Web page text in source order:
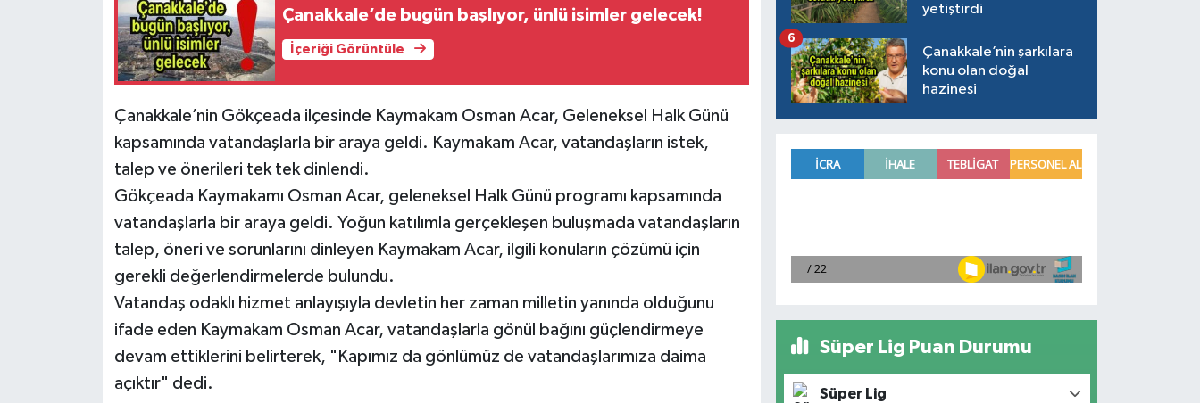
Çanakkale’de bugün başlıyor, ünlü isimler gelecek!
İçeriği Görüntüle
Çanakkale’nin Gökçeada ilçesinde Kaymakam Osman Acar, Geleneksel Halk Günü
kapsamında vatandaşlarla bir araya geldi. Kaymakam Acar, vatandaşların istek,
talep ve önerileri tek tek dinlendi.
Gökçeada Kaymakamı Osman Acar, geleneksel Halk Günü programı kapsamında
vatandaşlarla bir araya geldi. Yoğun katılımla gerçekleşen buluşmada vatandaşların
talep, öneri ve sorunlarını dinleyen Kaymakam Acar, ilgili konuların çözümü için
gerekli değerlendirmelerde bulundu.
Vatandaş odaklı hizmet anlayışıyla devletin her zaman milletin yanında olduğunu
ifade eden Kaymakam Osman Acar, vatandaşlarla gönül bağını güçlendirmeye
devam ettiklerini belirterek, "Kapımız da gönlümüz de vatandaşlarımıza daima
açıktır" dedi.
yetiştirdi
Çanakkale’nin şarkılara
konu olan doğal
hazinesi
6
Süper Lig Puan Durumu
Süper Lig